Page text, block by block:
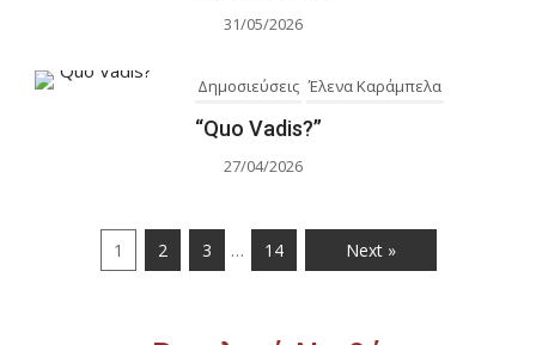
31/05/2026
Δημοσιεύσεις Έλενα Καράμπελα
“Quo Vadis?”
27/04/2026
1 2 3 … 14 Next »